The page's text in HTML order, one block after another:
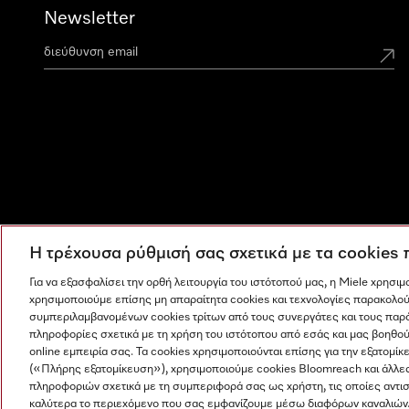
Newsletter
Η εταιρεία μας Όροι και Προϋποθέσεις Προστασία
Η τρέχουσα ρύθμισή σας σχετικά με τα
Για να εξασφαλίσει την ορθή λειτουργία του ιστότοπού μας, η Miele
χρησιμοποιούμε επίσης μη απαραίτητα cookies και τεχνολογίες
συμπεριλαμβανομένων cookies τρίτων από τους συνεργάτες και τους
πληροφορίες σχετικά με τη χρήση του ιστότοπου από εσάς και μας
online εμπειρία σας. Τα cookies χρησιμοποιούνται επίσης για την
(«Πλήρης εξατομίκευση»), χρησιμοποιούμε cookies Bloomreach και
πληροφοριών σχετικά με τη συμπεριφορά σας ως χρήστη, τις οποίες
καλύτερα το περιεχόμενο που σας εμφανίζουμε μέσω διαφόρων